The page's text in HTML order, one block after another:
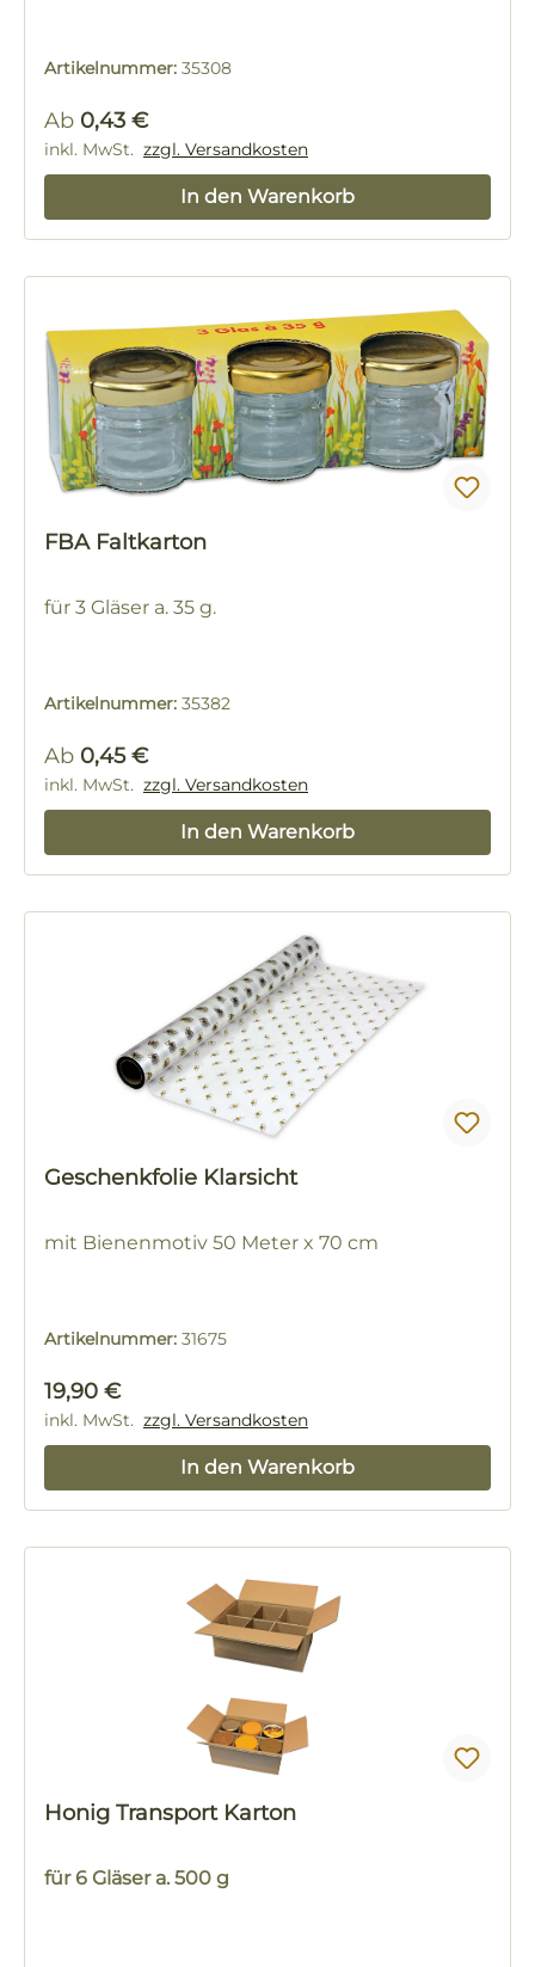
Artikelnummer: 35308
Regulärer Preis:
Ab 0,43 €
inkl. MwSt. zzgl. Versandkosten
In den Warenkorb
FBA Faltkarton
für 3 Gläser a. 35 g.
Artikelnummer: 35382
Regulärer Preis:
Ab 0,45 €
inkl. MwSt. zzgl. Versandkosten
In den Warenkorb
Geschenkfolie Klarsicht
mit Bienenmotiv 50 Meter x 70 cm
Artikelnummer: 31675
Regulärer Preis:
19,90 €
inkl. MwSt. zzgl. Versandkosten
In den Warenkorb
Honig Transport Karton
für 6 Gläser a. 500 g